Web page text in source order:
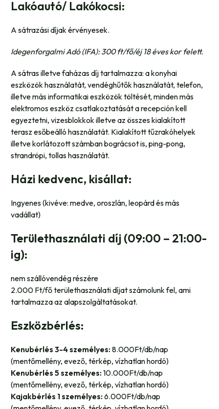
Lakóautó/ Lakókocsi:
A sátrazási díjak érvényesek.
Idegenforgalmi Adó (IFA): 300 ft/fő/éj 18 éves kor felett.
A sátras illetve faházas díj tartalmazza: a konyhai
eszközök használatát, vendéghűtők használatát, telefon,
illetve más informatikai eszközök töltését, minden más
elektromos eszköz csatlakoztatását a recepción kell
egyeztetni, vizesblokkok illetve az összes kialakított
terasz esőbeálló használatát. Kialakított tűzrakóhelyek
illetve korlátozott számban bográcsot is, ping-pong,
strandröpi, tollas használatát.
Házi kedvenc, kisállat:
Ingyenes (kivéve: medve, oroszlán, leopárd és más
vadállat)
Területhasználati díj (09:00 – 21:00-
ig):
nem szállóvendég részére
2.000 Ft/fő területhasználati díjat számolunk fel, ami
tartalmazza az alapszolgáltatásokat.
Eszközbérlés:
Kenubérlés 3-4 személyes:8.000Ft/db/nap
(mentőmellény, evező, térkép, vízhatlan hordó)
Kenubérlés 5 személyes:10.000Ft/db/nap
(mentőmellény, evező, térkép, vízhatlan hordó)
Kajakbérlés 1 személyes:6.000Ft/db/nap